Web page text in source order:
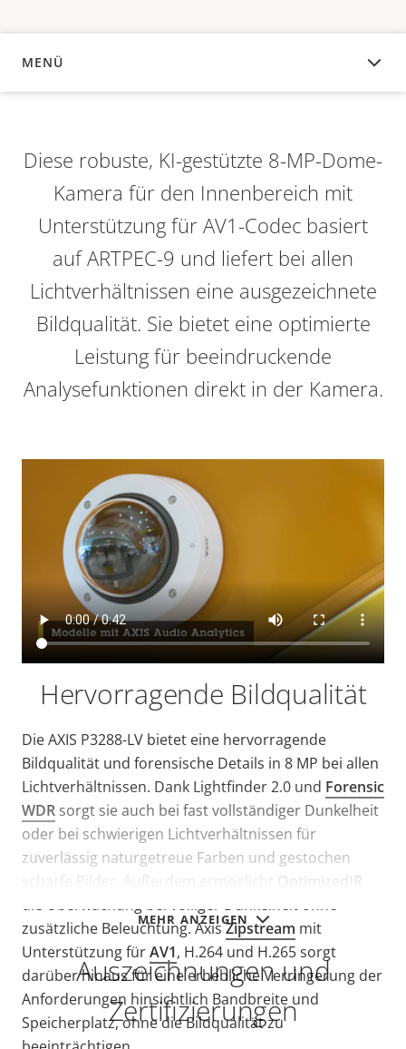
MENÜ
ÜBERSICHT
MEHR ANZEIGEN
Diese robuste, KI-gestützte 8-MP-Dome-
Kamera für den Innenbereich mit
Unterstützung für AV1-Codec basiert
auf ARTPEC-9 und liefert bei allen
Lichtverhältnissen eine ausgezeichnete
Bildqualität. Sie bietet eine optimierte
Leistung für beeindruckende
Analysefunktionen direkt in der Kamera.
Hervorragende Bildqualität
Die AXIS P3288-LV bietet eine hervorragende
Bildqualität und forensische Details in 8 MP bei allen
Lichtverhältnissen. Dank Lightfinder 2.0 und Forensic
WDR sorgt sie auch bei fast vollständiger Dunkelheit
oder bei schwierigen Lichtverhältnissen für
zuverlässig naturgetreue Farben und gestochen
scharfe Bilder. Außerdem ermöglicht OptimizedIR
die Überwachung bei völliger Dunkelheit ohne
zusätzliche Beleuchtung. AxisZipstream mit
Unterstützung fürAV1, H.264 und H.265 sorgt
darüber hinaus für eine erhebliche Verringerung der
Anforderungen hinsichtlich Bandbreite und
Speicherplatz, ohne die Bildqualität zu
Auszeichnungen und
Zertifizierungen